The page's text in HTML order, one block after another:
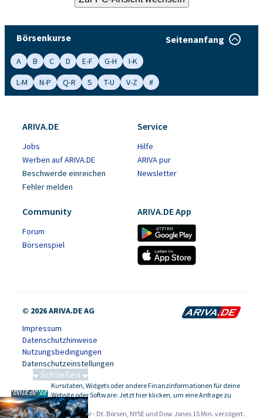
Börsenkurse Seitenanfang
A B C D E-F G-H
I-K
L-M
N-P Q-R S T-U V-Z #
ARIVA.DE
Jobs
Werben auf ARIVA.DE
Beschwerde einreichen
Fehler melden
Service
Hilfe
ARIVA pur
Newsletter
Community
Forum
Börsenspiel
ARIVA.DE App
© 2026 ARIVA.DE AG
Impressum
Datenschutzhinweise
Nutzungsbedingungen
Datenschutzeinstellungen
-
Kursdaten, Widgets oder andere Finanzinformationen für deine
Website oder Software: Jetzt hier klicken, um eine Anfrage zu
stellen.
Alle Angaben ohne Gewähr - Dt. Börsen, NYSE und Dow Jones 15 Min. verzögert.
Schließen
Schwere Seltene Erden